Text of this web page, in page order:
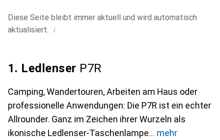
Diese Seite bleibt immer aktuell und wird automatisch
aktualisiert. i
1. Ledlenser P7R
Camping, Wandertouren, Arbeiten am Haus oder
professionelle Anwendungen: Die P7R ist ein echter
Allrounder. Ganz im Zeichen ihrer Wurzeln als
ikonische Ledlenser-Taschenlampe
mehr